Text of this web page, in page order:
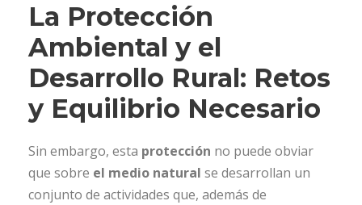
La Protección
Ambiental y el
Desarrollo Rural: Retos
y Equilibrio Necesario
Sin embargo, esta protección no puede obviar
que sobre el medio natural se desarrollan un
conjunto de actividades que, además de